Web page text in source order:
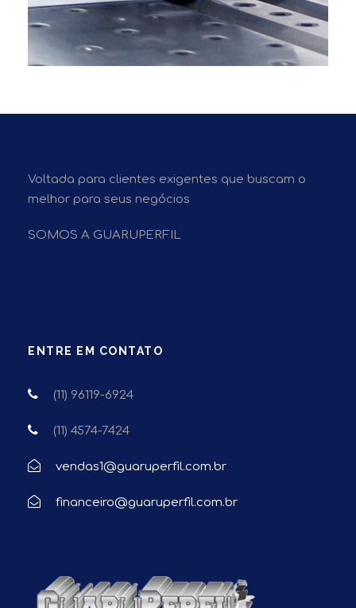
Voltada para clientes exigentes que buscam o
melhor para seus negócios
SOMOS A GUARUPERFIL
ENTRE EM CONTATO
(11) 96119-6924
(11) 4574-7424
vendas1@guaruperfil.com.br
financeiro@guaruperfil.com.br